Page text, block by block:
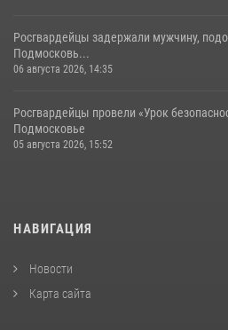
Росгвардейцы задержали мужчину,
Подмосковь...
06 августа 2026, 14:35
Росгвардейцы провели «Урок
Подмосковье
05 августа 2026, 15:52
НАВИГАЦИЯ
Новости
Карта сайта